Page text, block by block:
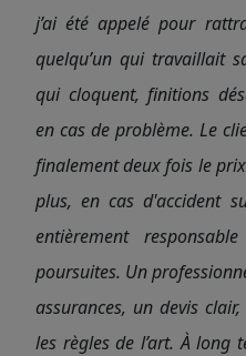
j’ai été appelé pour
quelqu’un qui travaillait
qui cloquent, finitions
en cas de problème. Le
finalement deux fois le
plus, en cas d'accident
entièrement
poursuites. Un
assurances, un devis
les règles de l’art. À long